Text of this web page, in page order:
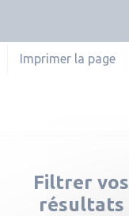
Imprimer la page
Filtrer vos
résultats